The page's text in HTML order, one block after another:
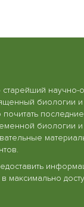
старейший научно-
биологии
биологии
максимально